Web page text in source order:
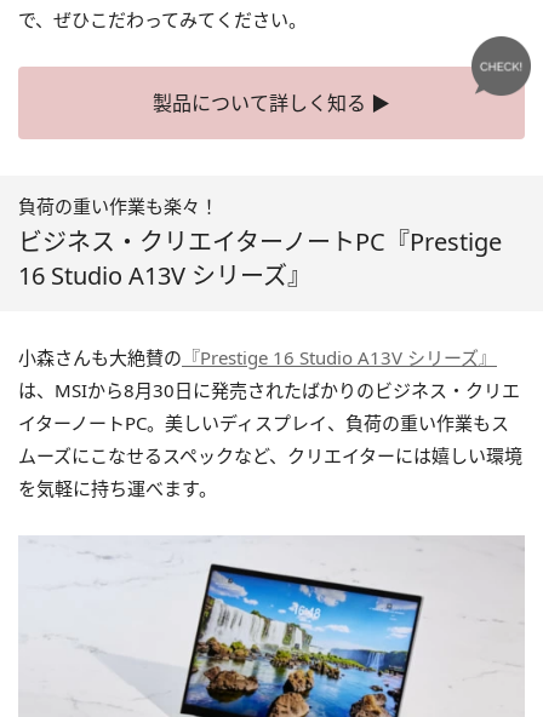
で、ぜひこだわってみてください。
製品について詳しく知る ▶
負荷の重い作業も楽々！
ビジネス・クリエイターノートPC『Prestige
16 Studio A13V シリーズ』
小森さんも大絶賛の 『Prestige 16 Studio A13V シリーズ』
は、MSIから8月30日に発売されたばかりのビジネス・クリエ
イターノートPC。美しいディスプレイ、負荷の重い作業もス
ムーズにこなせるスペックなど、クリエイターには嬉しい環境
を気軽に持ち運べます。